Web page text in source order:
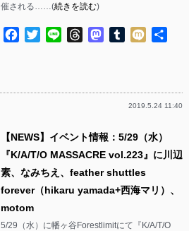
催される……(続きを読む)
Facebook
TwitterLine ThreadsMastodon
Tumblr
Mixi
2019.5.24 11:40
【NEWS】イベント情報：5/29（水）
『K/A/T/O MASSACRE vol.223』に川辺
素、なみちえ、feather shuttles
forever（hikaru yamada+西海マリ）、
motom
5/29（水）に幡ヶ谷Forestlimitにて『K/A/T/O